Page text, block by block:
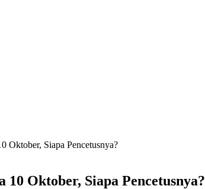
Oktober, Siapa Pencetusnya?
Oktober, Siapa Pencetusnya?